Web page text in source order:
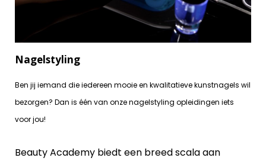
Nagelstyling
Ben jij iemand die iedereen mooie en kwalitatieve kunstnagels wil
bezorgen? Dan is één van onze nagelstyling opleidingen iets
voor jou!
Beauty Academy biedt een breed scala aan